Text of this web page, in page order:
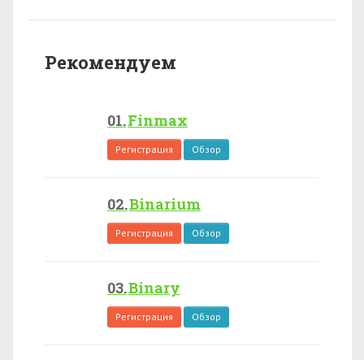
Рекомендуем
Finmax
Регистрация Обзор
Binarium
Регистрация Обзор
Binary
Регистрация Обзор